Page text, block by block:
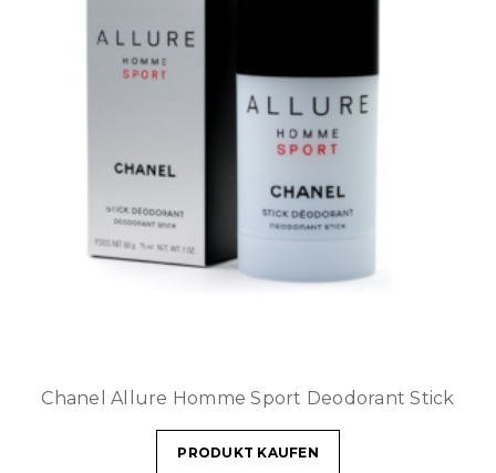
Chanel Allure Homme Sport Deodorant Stick
PRODUKT KAUFEN